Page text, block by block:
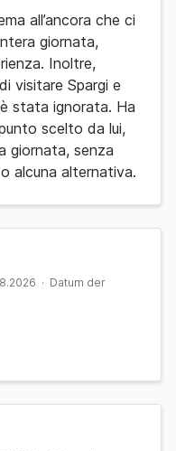
all’ancora che ci
giornata,
Inoltre,
visitare Spargi e
stata ignorata. Ha
scelto da lui,
giornata, senza
alcuna alternativa.
· Datum der